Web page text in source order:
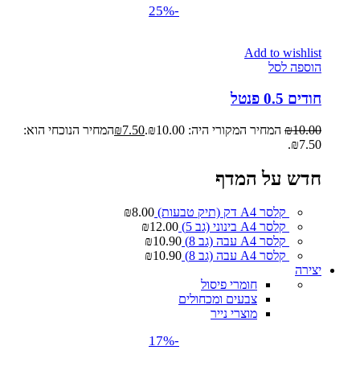
-25%
Add to wishlist
הוספה לסל
חודים 0.5 פנטל
₪10.00 המחיר המקורי היה: ₪10.00. ₪7.50
המחיר הנוכחי הוא:
₪7.50.
חדש על המדף
קלסר A4 דק (תיק טבעות) ₪8.00
קלסר A4 בינוני (גב 5)
₪12.00
קלסר A4 עבה (גב 8)
₪10.90
קלסר A4 עבה (גב 8)
₪10.90
יצירה
חומרי פיסול
צבעים ומכחולים
מוצרי נייר
-17%